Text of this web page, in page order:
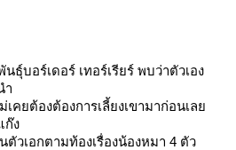
นธุ์บอร์เดอร์ เทอร์เรียร์ พบว่าตัวเอง
ำ
เคยต้องต้องการเลี้ยงเขามาก่อนเล
ก๊ง
วเอกตามท้องเรื่องน้องหมา 4 ตัว